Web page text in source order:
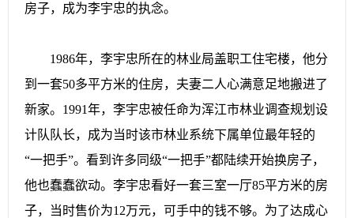
房子，成为李宇忠的执念。
1986年，李宇忠所在的林业局盖职工住宅楼，他分
到一套50多平方米的住房，夫妻二人心满意足地搬进了
新家。1991年，李宇忠被任命为浑江市林业调查规划设
计队队长，成为当时该市林业系统下属单位最年轻的
“一把手”。看到许多同级“一把手”都陆续开始换房子，
他也蠢蠢欲动。李宇忠看好一套三室一厅85平方米的房
子，当时售价为12万元，可手中的钱不够。为了达成心